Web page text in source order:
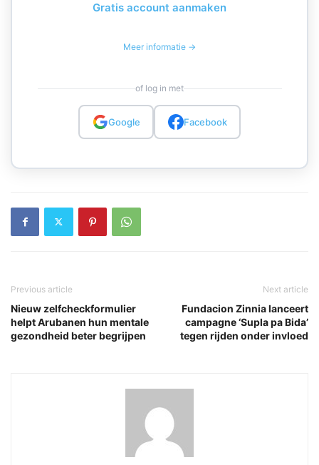
Gratis account aanmaken
Meer informatie →
of log in met
Google Facebook
Previous article
Nieuw zelfcheckformulier
helpt Arubanen hun mentale
gezondheid beter begrijpen
Next article
Fundacion Zinnia lanceert
campagne ‘Supla pa Bida’
tegen rijden onder invloed